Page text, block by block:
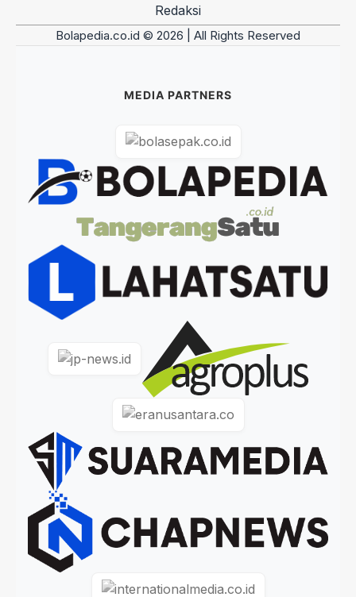
Redaksi
Bolapedia.co.id © 2026 | All Rights Reserved
MEDIA PARTNERS